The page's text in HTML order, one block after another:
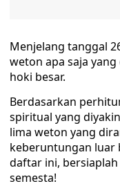
Menjelang tanggal
weton apa saja
hoki besar.
Berdasarkan
spiritual yang
lima weton yang
keberuntungan luar
daftar ini,
semesta!